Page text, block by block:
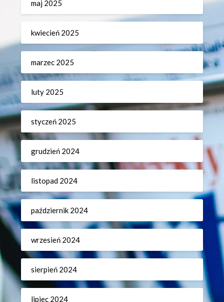
maj 2025
kwiecień 2025
marzec 2025
luty 2025
styczeń 2025
grudzień 2024
listopad 2024
październik 2024
wrzesień 2024
sierpień 2024
lipiec 2024